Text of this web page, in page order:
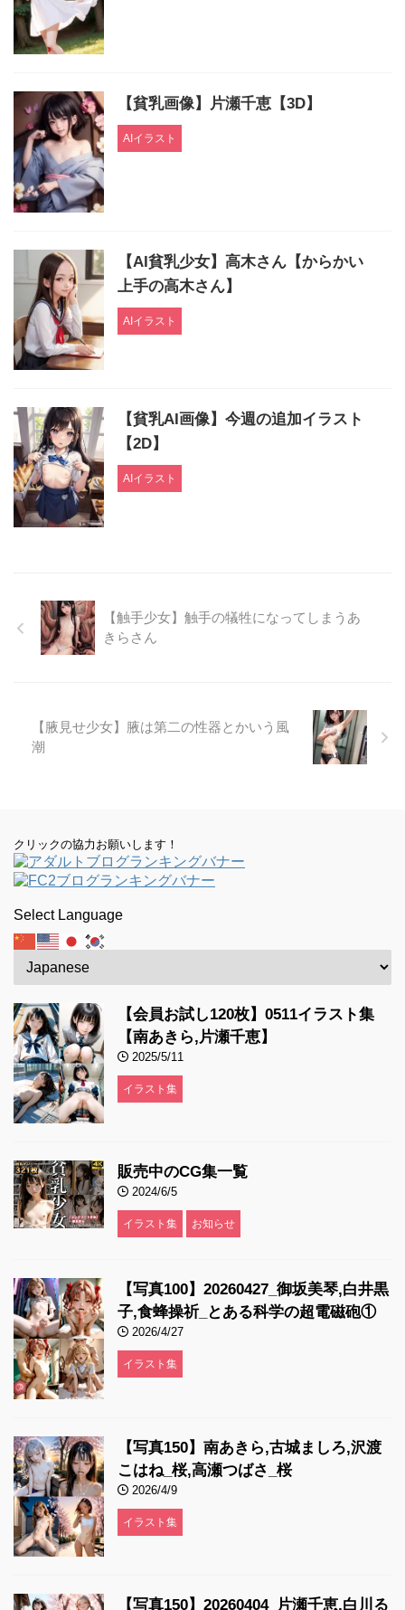
Digiket
https://www.digiket.com/aia/worklist/_data/
【貧乳画像】片瀬千恵【3D】
AIイラスト
【AI貧乳少女】高木さん【からかい
上手の高木さん】
AIイラスト
【貧乳AI画像】今週の追加イラスト
【2D】
AIイラスト
【触手少女】触手の犠牲になってしまうあ
きらさん
【腋見せ少女】腋は第二の性器とかいう風
潮
クリックの協力お願いします！
Select Language
【会員お試し120枚】0511イラスト集
【南あきら,片瀬千恵】
2025/5/11
イラスト集
販売中のCG集一覧
2024/6/5
イラスト集 お知らせ
【写真100】20260427_御坂美琴,白井黒
子,食蜂操祈_とある科学の超電磁砲①
2026/4/27
イラスト集
【写真150】南あきら,古城ましろ,沢渡
こはね_桜,高瀬つばさ_桜
2026/4/9
イラスト集
【写真150】20260404_片瀬千恵,白川る